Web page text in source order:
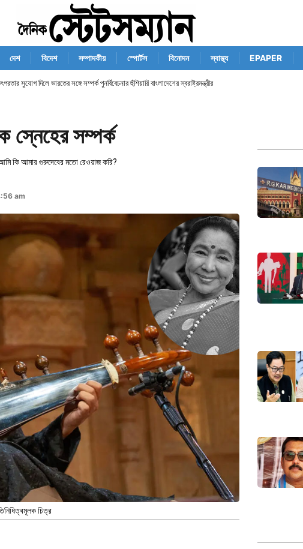
দেশ বিদেশ সম্পাদকীয় স্পোর্টস বিনোদন স্বাস্থ্য EPAPER
সুযোগ দিলে ভারতের সঙ্গে সম্পর্ক পুনর্বিবেচনার হুঁশিয়ারি বাংলাদেশের স্বরাষ্ট্রমন্ত্রীর
স্নেহের সম্পর্ক
কি আমার গুরুদেবের মতো রেওয়াজ করি?
am
চিত্র